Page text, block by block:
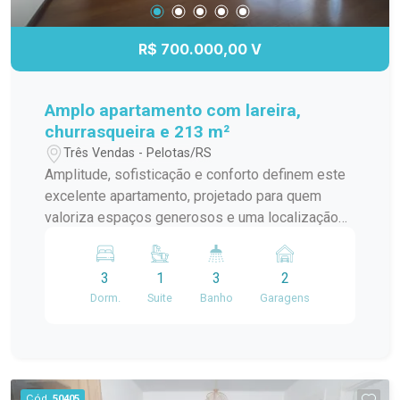
este apartamento no Edifício Residencial
Marechal de Ferro. Uma excelente oportunidade
para morar com conforto, espaço e toda a
conveniência que o Centro de Pelotas oferece.
R$ 700.000,00 V
Amplo apartamento com lareira,
churrasqueira e 213 m²
Três Vendas - Pelotas/RS
Amplitude, sofisticação e conforto definem este
excelente apartamento, projetado para quem
valoriza espaços generosos e uma localização
imóvel oferece uma planta inteligente e
ambientes amplos, perfeitos para proporcionar
bem-estar e qualidade de vida. Localizado a
serviços, comércio e lazer. A área íntima conta
3
Dorm.
1
Suite
3
Banho
2
Garagens